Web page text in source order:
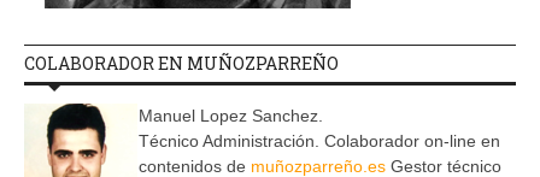
COLABORADOR EN MUÑOZPARREÑO
Manuel Lopez Sanchez.
Técnico Administración. Colaborador on-line en
contenidos de muñozparreño.es Gestor técnico